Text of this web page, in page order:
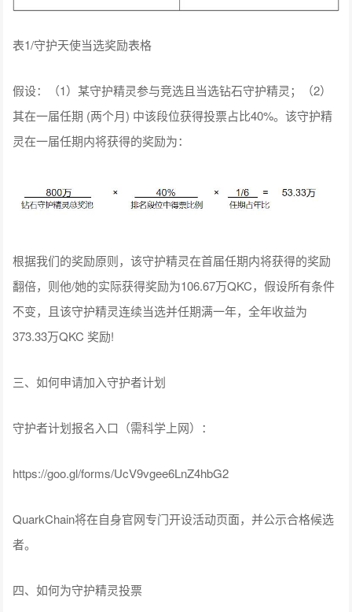
表1/守护天使当选奖励表格
假设：（1）某守护精灵参与竞选且当选钻石守护精灵；（2）
其在一届任期 (两个月) 中该段位获得投票占比40%。该守护精
灵在一届任期内将获得的奖励为：
根据我们的奖励原则，该守护精灵在首届任期内将获得的奖励
翻倍，则他/她的实际获得奖励为106.67万QKC，假设所有条件
不变，且该守护精灵连续当选并任期满一年，全年收益为
373.33万QKC 奖励!
三、如何申请加入守护者计划
守护者计划报名入口（需科学上网）：
https://goo.gl/forms/UcV9vgee6LnZ4hbG2
QuarkChain将在自身官网专门开设活动页面，并公示合格候选
者。
四、如何为守护精灵投票